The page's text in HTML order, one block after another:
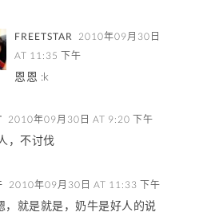
FREETSTAR 2010年09月30日
AT 11:35 下午
恩恩 :k
2010年09月30日 AT 9:20 下午
，不讨伐
2010年09月30日 AT 11:33 下午
，就是就是，奶牛是好人的说